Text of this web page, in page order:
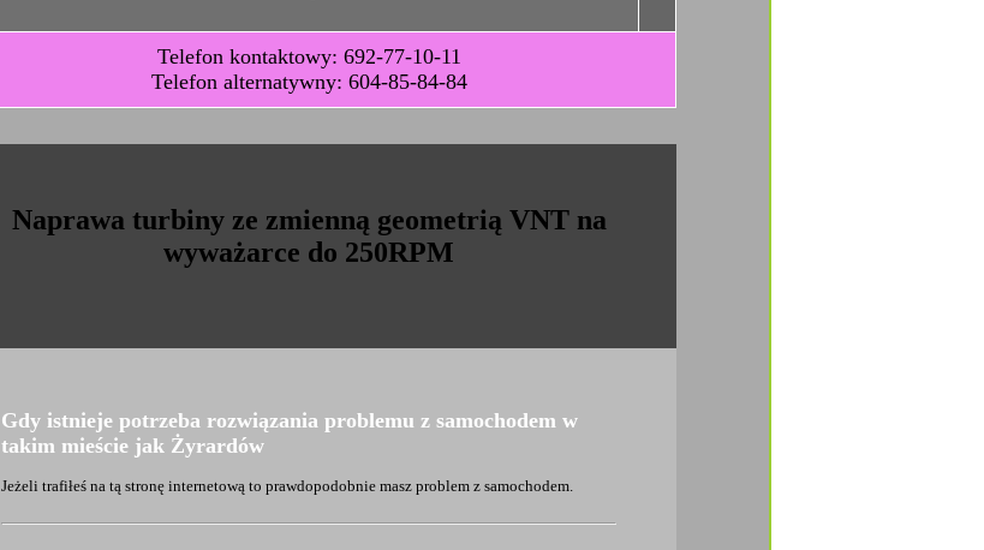
Telefon kontaktowy: 692-77-10-11
Telefon alternatywny: 604-85-84-84
Naprawa turbiny ze zmienną geometrią VNT na
wyważarce do 250RPM
Gdy istnieje potrzeba rozwiązania problemu z samochodem w
takim mieście jak Żyrardów
Jeżeli trafiłeś na tą stronę internetową to prawdopodobnie masz problem z samochodem.